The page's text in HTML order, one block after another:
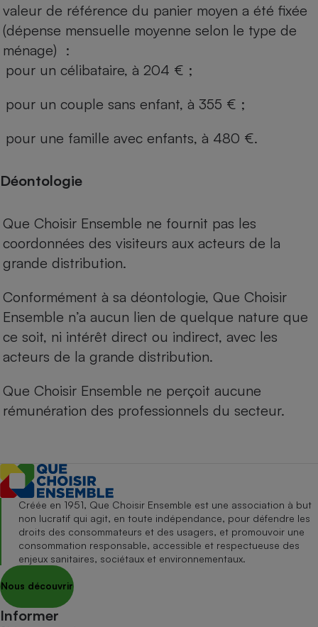
valeur de référence du panier moyen a été fixée
(dépense mensuelle moyenne selon le type de
ménage) :
pour un célibataire, à 204 € ;
pour un couple sans enfant, à 355 € ;
pour une famille avec enfants, à 480 €.
Déontologie
Que Choisir Ensemble ne fournit pas les
coordonnées des visiteurs aux acteurs de la
grande distribution.
Conformément à sa déontologie, Que Choisir
Ensemble n’a aucun lien de quelque nature que
ce soit, ni intérêt direct ou indirect, avec les
acteurs de la grande distribution.
Que Choisir Ensemble ne perçoit aucune
rémunération des professionnels du secteur.
Créée en 1951, Que Choisir Ensemble est une association à but
non lucratif qui agit, en toute indépendance, pour défendre les
droits des consommateurs et des usagers, et promouvoir une
consommation responsable, accessible et respectueuse des
enjeux sanitaires, sociétaux et environnementaux.
Nous découvrir
Informer